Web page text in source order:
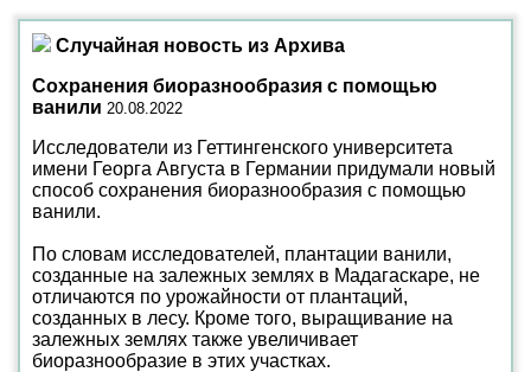
Случайная новость из Архива
Сохранения биоразнообразия с помощью
ванили 20.08.2022
Исследователи из Геттингенского университета
имени Георга Августа в Германии придумали новый
способ сохранения биоразнообразия с помощью
ванили.
По словам исследователей, плантации ванили,
созданные на залежных землях в Мадагаскаре, не
отличаются по урожайности от плантаций,
созданных в лесу. Кроме того, выращивание на
залежных землях также увеличивает
биоразнообразие в этих участках.